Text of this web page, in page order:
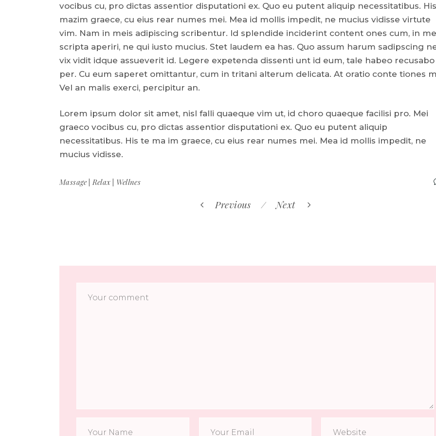
vocibus cu, pro dictas assentior disputationi ex. Quo eu putent aliquip necessitatibus.
mazim graece, cu eius rear numes mei. Mea id mollis impedit, ne mucius vidisse virtute
vim. Nam in meis adipiscing scribentur. Id splendide inciderint content ones cum, in
scripta aperiri, ne qui iusto mucius. Stet laudem ea has. Quo assum harum sadipscing
vix vidit idque assueverit id. Legere expetenda dissenti unt id eum, tale habeo
per. Cu eum saperet omittantur, cum in tritani alterum delicata. At oratio conte tiones
Vel an malis exerci, percipitur an.
Lorem ipsum dolor sit amet, nisl falli quaeque vim ut, id choro quaeque facilisi pro. Mei
graeco vocibus cu, pro dictas assentior disputationi ex. Quo eu putent aliquip
necessitatibus. His te ma im graece, cu eius rear numes mei. Mea id mollis impedit, ne
mucius vidisse.
Massage Relax Wellnes
Previous Next